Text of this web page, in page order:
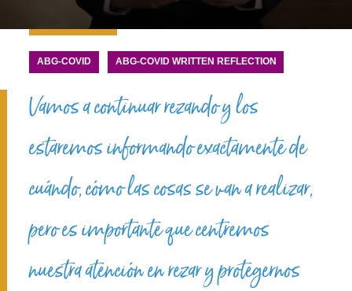
ABG-COVID ABG-COVID WRITTEN REFLECTION
Vamos a continuar rezando y los
estaremos informando exactamente de
cuándo, cómo las cosas se van a realizar,
pero es importante que centremos
nuestra atención en rezar y protegernos